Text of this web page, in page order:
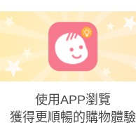
使用APP瀏覽
獲得更順暢的購物體驗